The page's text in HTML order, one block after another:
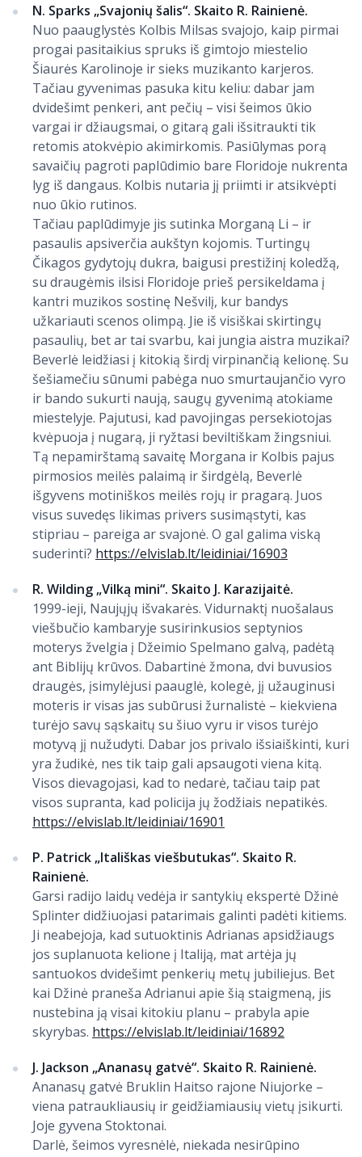
N. Sparks „Svajonių šalis“. Skaito R. Rainienė.
Nuo paauglystės Kolbis Milsas svajojo, kaip pirmai
progai pasitaikius spruks iš gimtojo miestelio
Šiaurės Karolinoje ir sieks muzikanto karjeros.
Tačiau gyvenimas pasuka kitu keliu: dabar jam
dvidešimt penkeri, ant pečių – visi šeimos ūkio
vargai ir džiaugsmai, o gitarą gali išsitraukti tik
retomis atokvėpio akimirkomis. Pasiūlymas porą
savaičių pagroti paplūdimio bare Floridoje nukrenta
lyg iš dangaus. Kolbis nutaria jį priimti ir atsikvėpti
nuo ūkio rutinos.
Tačiau paplūdimyje jis sutinka Morganą Li – ir
pasaulis apsiverčia aukštyn kojomis. Turtingų
Čikagos gydytojų dukra, baigusi prestižinį koledžą,
su draugėmis ilsisi Floridoje prieš persikeldama į
kantri muzikos sostinę Nešvilį, kur bandys
užkariauti scenos olimpą. Jie iš visiškai skirtingų
pasaulių, bet ar tai svarbu, kai jungia aistra muzikai?
Beverlė leidžiasi į kitokią širdį virpinančią kelionę. Su
šešiamečiu sūnumi pabėga nuo smurtaujančio vyro
ir bando sukurti naują, saugų gyvenimą atokiame
miestelyje. Pajutusi, kad pavojingas persekiotojas
kvėpuoja į nugarą, ji ryžtasi beviltiškam žingsniui.
Tą nepamirštamą savaitę Morgana ir Kolbis pajus
pirmosios meilės palaimą ir širdgėlą, Beverlė
išgyvens motiniškos meilės rojų ir pragarą. Juos
visus suvedęs likimas privers susimąstyti, kas
stipriau – pareiga ar svajonė. O gal galima viską
suderinti? https://elvislab.lt/leidiniai/16903
R. Wilding „Vilką mini“. Skaito J. Karazijaitė.
1999-ieji, Naujųjų išvakarės. Vidurnaktį nuošalaus
viešbučio kambaryje susirinkusios septynios
moterys žvelgia į Džeimio Spelmano galvą, padėtą
ant Biblijų krūvos. Dabartinė žmona, dvi buvusios
draugės, įsimylėjusi paauglė, kolegė, jį užauginusi
moteris ir visas jas subūrusi žurnalistė – kiekviena
turėjo savų sąskaitų su šiuo vyru ir visos turėjo
motyvą jį nužudyti. Dabar jos privalo išsiaiškinti, kuri
yra žudikė, nes tik taip gali apsaugoti viena kitą.
Visos dievagojasi, kad to nedarė, tačiau taip pat
visos supranta, kad policija jų žodžiais nepatikės.
https://elvislab.lt/leidiniai/16901
P. Patrick „Itališkas viešbutukas“. Skaito R.
Rainienė.
Garsi radijo laidų vedėja ir santykių ekspertė Džinė
Splinter didžiuojasi patarimais galinti padėti kitiems.
Ji neabejoja, kad sutuoktinis Adrianas apsidžiaugs
jos suplanuota kelione į Italiją, mat artėja jų
santuokos dvidešimt penkerių metų jubiliejus. Bet
kai Džinė praneša Adrianui apie šią staigmeną, jis
nustebina ją visai kitokiu planu – prabyla apie
skyrybas. https://elvislab.lt/leidiniai/16892
J. Jackson „Ananasų gatvė“. Skaito R. Rainienė.
Ananasų gatvė Bruklin Haitso rajone Niujorke –
viena patraukliausių ir geidžiamiausių vietų įsikurti.
Joje gyvena Stoktonai.
Darlė, šeimos vyresnėlė, niekada nesirūpino